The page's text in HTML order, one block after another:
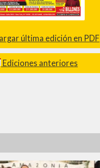
última edición en PDF
Ediciones anteriores